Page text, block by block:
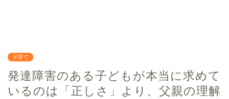
子育て
発達障害のある子どもが本当に求めて
いるのは「正しさ」より、父親の理解